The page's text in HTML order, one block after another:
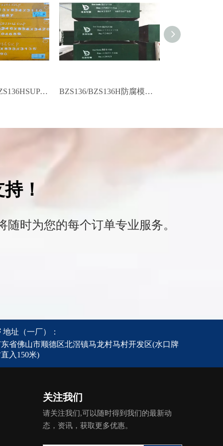
BZS136SUP/BZS136HSUP 高档防腐镜面模具钢 BZS136/BZS136H防腐模具钢
！
时为您的每个订单专业服务。
地址 （一厂）
：
省佛山市顺德区北滘镇马龙村马村开发区(水口牌
入150米)
关注我们
请关注我们,可以随时得到我们的最新动
态，资讯，获取更多优惠。